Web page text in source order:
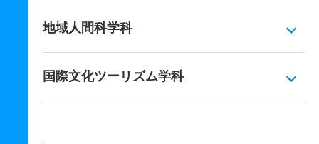
地域人間科学科
国際文化ツーリズム学科